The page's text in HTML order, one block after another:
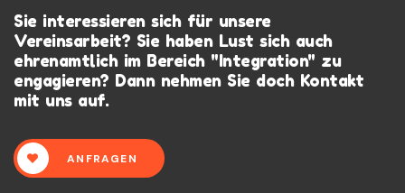
Sie interessieren sich für unsere
Vereinsarbeit? Sie haben Lust sich auch
ehrenamtlich im Bereich "Integration" zu
engagieren? Dann nehmen Sie doch Kontakt
mit uns auf.
ANFRAGEN